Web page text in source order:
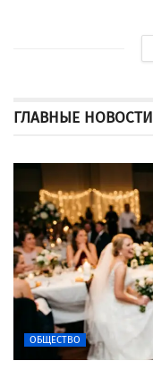
ГЛАВНЫЕ НОВОСТИ
ОБЩЕСТВО